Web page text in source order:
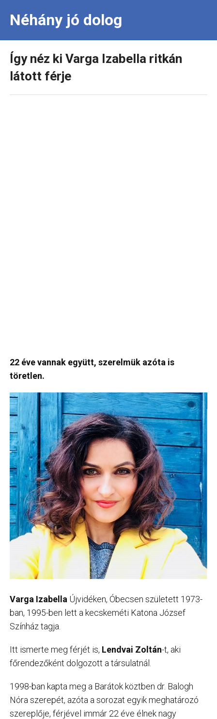
Néhány jó dolog
Így néz ki Varga Izabella ritkán
látott férje
22 éve vannak együtt, szerelmük azóta is
töretlen.
Varga Izabella Újvidéken, Óbecsen született 1973-
ban, 1995-ben lett a kecskeméti Katona József
Színház tagja.
Itt ismerte meg férjét is, Lendvai Zoltán-t, aki
főrendezőként dolgozott a társulatnál.
1998-ban kapta meg a Barátok köztben dr. Balogh
Nóra szerepét, azóta a sorozat egyik meghatározó
szereplője, férjével immár 22 éve élnek nagy